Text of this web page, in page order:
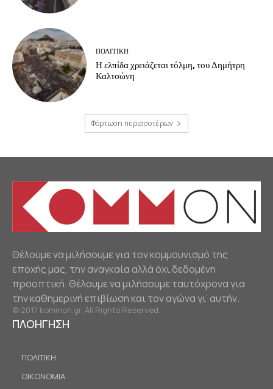
ΠΟΛΙΤΙΚΗ
Η ελπίδα χρειάζεται τόλμη, του Δημήτρη
Καλτσώνη
Φόρτωση περισσοτέρων
Θέλουμε να μιλήσουμε για τον κομμουνισμό της
εποχής μας, την αναγκαία αλλά όχι δεδομένη
προοπτική. Θέλουμε να μιλήσουμε ταυτόχρονα για
την καθημερινή επιβίωση και τον αγώνα γι’ αυτήν.
© 2017 kommon.gr. All Rights Reserved.
ΠΛΟΗΓΗΣΗ
ΠΟΛΙΤΙΚΗ
ΟΙΚΟΝΟΜΙΑ